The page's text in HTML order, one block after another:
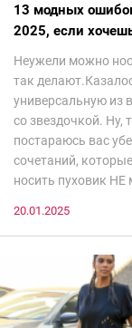
13 модных
2025, если
Неужели можно
так
универсальную из
со звездочкой. Ну,
постараюсь вас
сочетаний,
носить пуховик НЕ
20.01.2025